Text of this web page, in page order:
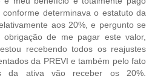
determinava o estatuto da
aos 20%, e pergunto se
de me pagar este valor,
recebendo todos os reajustes
da PREVI e também pelo fato
da ativa vão receber os 20%.